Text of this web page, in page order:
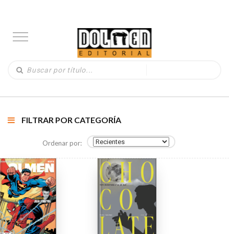
FILTRAR POR CATEGORÍA
Ordenar por: